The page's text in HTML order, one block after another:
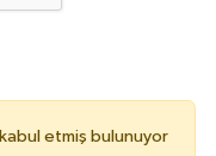
kabul etmiş bulunuyor